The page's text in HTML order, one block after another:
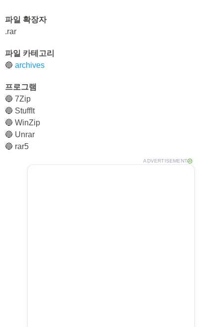
파일 확장자
.rar
파일 카테고리
🔵 archives
프로그램
🔵 7Zip
🔵 StuffIt
🔵 WinZip
🔵 Unrar
🔵 rar5
ADVERTISEMENT